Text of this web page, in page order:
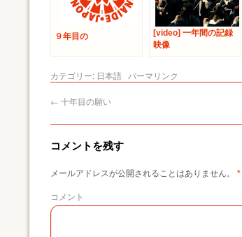
９年目の
[video] 一年間の記録
映像
カテゴリー: 日本語 パーマリンク
← 十年目の願い
コメントを残す
メールアドレスが公開されることはありません。 *
コメント